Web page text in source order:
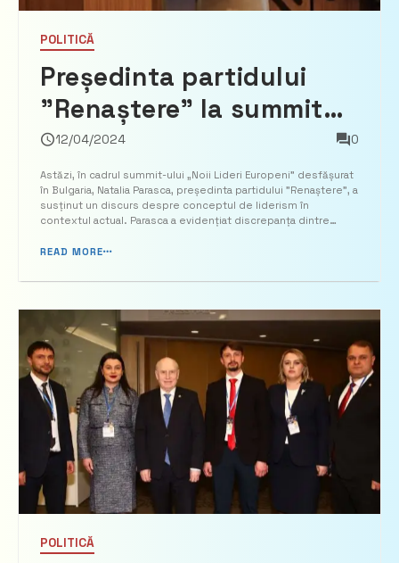
POLITICĂ
Președinta partidului
”Renaștere” la summitul
desfășurat în Bulgaria:
”Adevărații lideri sunt cei
care au o gândire critică
față de ei înșiși și sunt
soluții”
12/04/2024 0
Astăzi, în cadrul summit-ului „Noii Lideri Europeni” desfășurat
în Bulgaria, Natalia Parasca, președinta partidului ”Renaștere”, a
susținut un discurs despre conceptul de liderism în
contextul actual. Parasca a evidențiat discrepanța dintre
calități excepționale, precum „cunoștințe sa...
READ MORE
POLITICĂ